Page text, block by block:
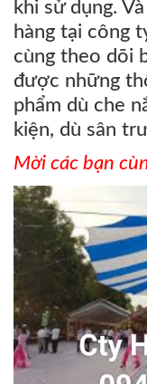
khi sử dụng.
hàng tại công
cùng theo dõi
được những
phẩm dù che
kiện, dù sân
Mời các bạn